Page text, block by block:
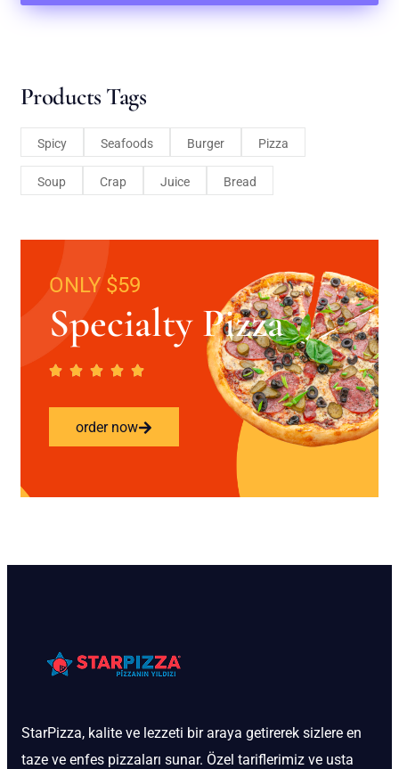
Products Tags
Spicy Seafoods Burger Pizza
Soup Crap Juice Bread
ONLY $59
Specialty Pizza
order now
StarPizza, kalite ve lezzeti bir araya getirerek sizlere en
taze ve enfes pizzaları sunar. Özel tariflerimiz ve usta